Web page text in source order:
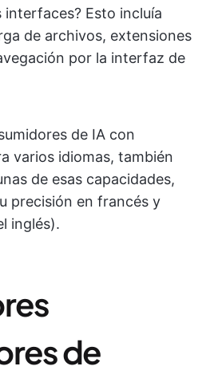
interfaces? Esto incluía
de archivos, extensiones
por la interfaz de
de IA con
varios idiomas, también
de esas capacidades,
precisión en francés y
inglés).
de